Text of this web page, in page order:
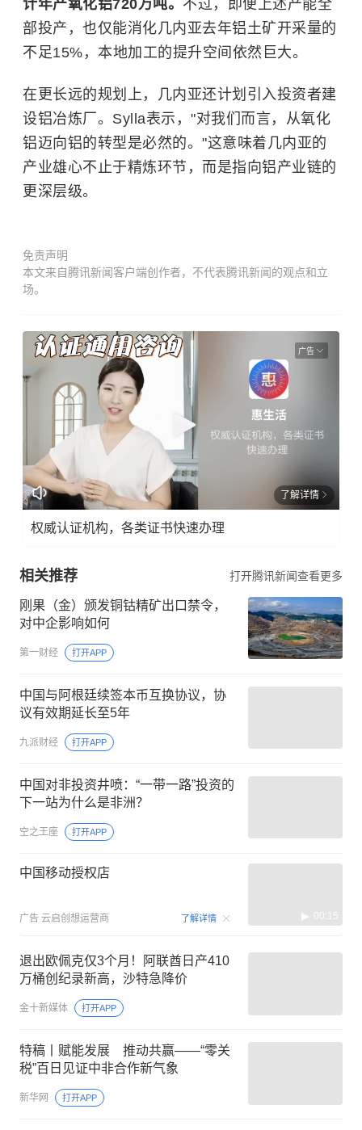
计年产氧化铝720万吨。 不过，即便上述产能全
部投产，也仅能消化几内亚去年铝土矿开采量的
不足15%，本地加工的提升空间依然巨大。
在更长远的规划上，几内亚还计划引入投资者建
设铝冶炼厂。Sylla表示，"对我们而言，从氧化
铝迈向铝的转型是必然的。"这意味着几内亚的
产业雄心不止于精炼环节，而是指向铝产业链的
更深层级。
免责声明
本文来自腾讯新闻客户端创作者，不代表腾讯新闻的观点和立
场。
广告
了解详情
权威认证机构，各类证书快速办理
相关推荐 打开腾讯新闻查看更多
刚果（金）颁发铜钴精矿出口禁令，
对中企影响如何
第一财经 打开APP
中国与阿根廷续签本币互换协议，协
议有效期延长至5年
九派财经 打开APP
中国对非投资井喷：“一带一路”投资的
下一站为什么是非洲？
空之王座 打开APP
中国移动授权店
广告 云启创想运营商 了解详情 00:15
退出欧佩克仅3个月！阿联酋日产410
万桶创纪录新高，沙特急降价
金十新媒体 打开APP
特稿丨赋能发展 推动共赢——“零关
税”百日见证中非合作新气象
新华网 打开APP